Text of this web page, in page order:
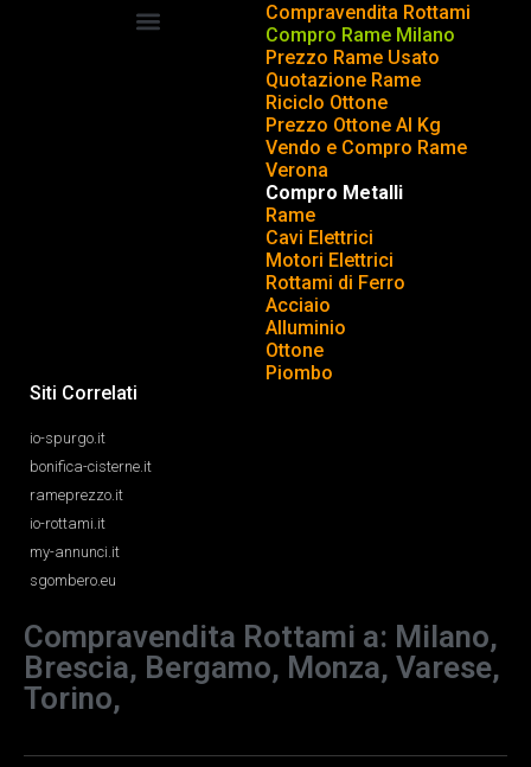
Compravendita Rottami
Compro Rame Milano
Prezzo Rame Usato
Quotazione Rame
Riciclo Ottone
Prezzo Ottone Al Kg
Vendo e Compro Rame
Verona
Compro Metalli
Rame
Cavi Elettrici
Motori Elettrici
Rottami di Ferro
Acciaio
Alluminio
Ottone
Piombo
Siti Correlati
io-spurgo.it
bonifica-cisterne.it
rameprezzo.it
io-rottami.it
my-annunci.it
sgombero.eu
Compravendita Rottami a: Milano,
Brescia, Bergamo, Monza, Varese,
Torino,